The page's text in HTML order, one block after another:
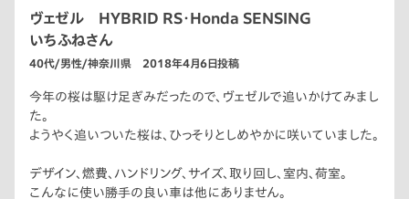
ヴェゼル HYBRID RS・Honda SENSING
いちふねさん
40代/男性/神奈川県 2018年4月6日投稿
今年の桜は駆け足ぎみだったので、ヴェゼルで追いかけてみまし
た。
ようやく追いついた桜は、ひっそりとしめやかに咲いていました。
デザイン、燃費、ハンドリング、サイズ、取り回し、室内、荷室。
こんなに使い勝手の良い車は他にありません。